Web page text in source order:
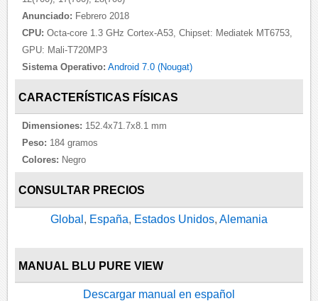
Anunciado: Febrero 2018
CPU: Octa-core 1.3 GHz Cortex-A53, Chipset: Mediatek MT6753,
GPU: Mali-T720MP3
Sistema Operativo: Android 7.0 (Nougat)
CARACTERÍSTICAS FÍSICAS
Dimensiones: 152.4x71.7x8.1 mm
Peso: 184 gramos
Colores: Negro
CONSULTAR PRECIOS
Global , España, Estados Unidos, Alemania
MANUAL BLU PURE VIEW
Descargar manual en español